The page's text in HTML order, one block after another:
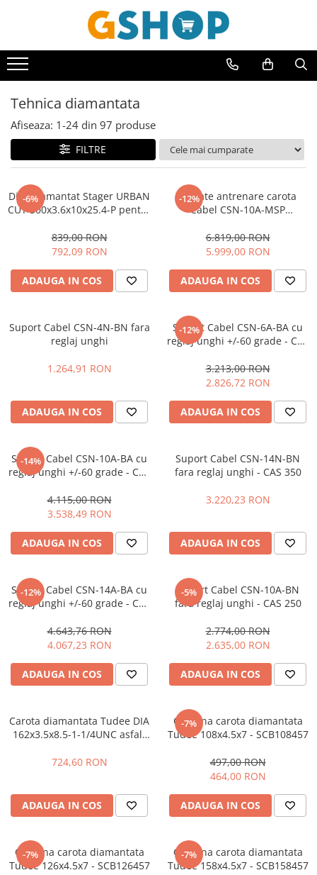
Accesorii curte si gradina
Aparate de spalat cu presiune
Atomizoare si pulverizatoare
Cantarire
Deshidratoare fructe si legume
Ferastraie cu lant
Foarfece gard viu
Freze de zapada
Masini - Aparate umplut carnati
Masini de tuns gazon
Maturi rotative
Mobila gradina si terasa
Casute de gradina
Mobilier gradina si terasa
santuri
Plasa de umbrire, mascare gard
Pompe de apa
Accesorii pompe
Hidrofoare
Motopompe
Pompe de circulatie
Pompe de transfer combustibil,
ulei, lichide alimentare
Pompe submersibile apa
Rezervoare din polietilena
Suflante frunze
Tocatoare crengi si furaje
Tehnica diamantata
Afiseaza: 1-24 din 97 produse
FILTRE
-6%
Disc diamantat Stager URBAN
CUT 500x3.6x10x25.4-P pentru
839,00 RON
792,09 RON
ADAUGA IN COS
-12%
Unitate antrenare carota
Cabel CSN-10A-MSP
6.819,00 RON
5.999,00 RON
ADAUGA IN COS
Suport Cabel CSN-4N-BN fara
reglaj unghi
1.264,91 RON
ADAUGA IN COS
-12%
Suport Cabel CSN-6A-BA cu
reglaj unghi +/-60 grade - CAS
3.213,00 RON
2.826,72 RON
ADAUGA IN COS
-14%
Suport Cabel CSN-10A-BA cu
reglaj unghi +/-60 grade - CAS
4.115,00 RON
3.538,49 RON
ADAUGA IN COS
Suport Cabel CSN-14N-BN
fara reglaj unghi - CAS 350
3.220,23 RON
ADAUGA IN COS
-12%
Suport Cabel CSN-14A-BA cu
reglaj unghi +/-60 grade - CAS
4.643,76 RON
4.067,23 RON
ADAUGA IN COS
-5%
Suport Cabel CSN-10A-BN
fara reglaj unghi - CAS 250
2.774,00 RON
2.635,00 RON
ADAUGA IN COS
Carota diamantata Tudee DIA
162x3.5x8.5-1-1/4UNC asfalt
724,60 RON
ADAUGA IN COS
-7%
Coroana carota diamantata
Tudee 108x4.5x7 - SCB108457
497,00 RON
464,00 RON
ADAUGA IN COS
-7%
Coroana carota diamantata
Tudee 126x4.5x7 - SCB126457
-7%
Coroana carota diamantata
Tudee 158x4.5x7 - SCB158457